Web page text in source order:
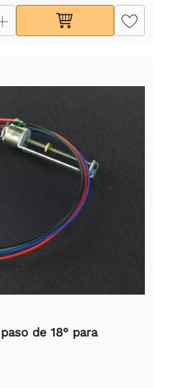
de 18° para